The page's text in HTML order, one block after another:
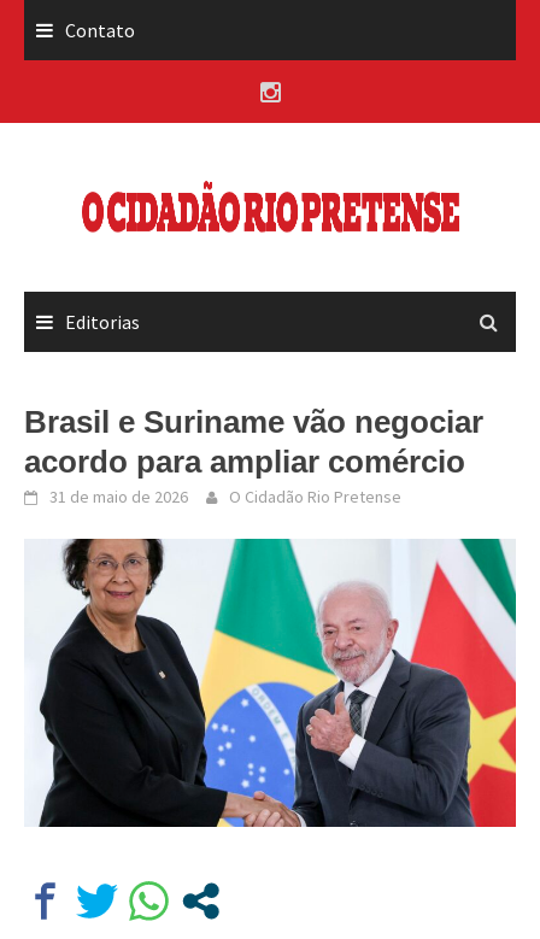
Contato
Editorias
Brasil e Suriname vão negociar
acordo para ampliar comércio
31 de maio de 2026 O Cidadão Rio Pretense